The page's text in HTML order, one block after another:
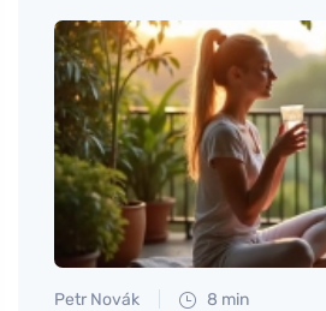
Petr Novák 8 min